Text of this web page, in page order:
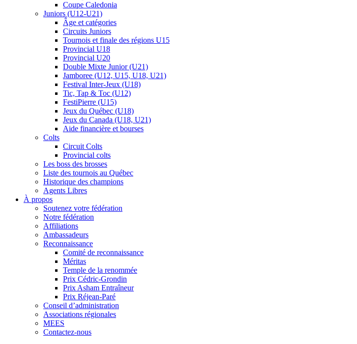
Coupe Caledonia
Juniors (U12-U21)
Âge et catégories
Circuits Juniors
Tournois et finale des régions U15
Provincial U18
Provincial U20
Double Mixte Junior (U21)
Jamboree (U12, U15, U18, U21)
Festival Inter-Jeux (U18)
Tic, Tap & Toc (U12)
FestiPierre (U15)
Jeux du Québec (U18)
Jeux du Canada (U18, U21)
Aide financière et bourses
Colts
Circuit Colts
Provincial colts
Les boss des brosses
Liste des tournois au Québec
Historique des champions
Agents Libres
À propos
Soutenez votre fédération
Notre fédération
Affiliations
Ambassadeurs
Reconnaissance
Comité de reconnaissance
Méritas
Temple de la renommée
Prix Cédric-Grondin
Prix Asham Entraîneur
Prix Réjean-Paré
Conseil d’administration
Associations régionales
MEES
Contactez-nous